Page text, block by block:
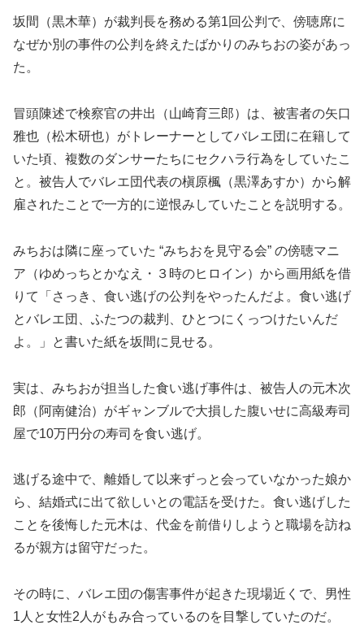
坂間（黒木華）が裁判長を務める第1回公判で、傍聴席に
なぜか別の事件の公判を終えたばかりのみちおの姿があっ
た。
冒頭陳述で検察官の井出（山崎育三郎）は、被害者の矢口
雅也（松木研也）がトレーナーとしてバレエ団に在籍して
いた頃、複数のダンサーたちにセクハラ行為をしていたこ
と。被告人でバレエ団代表の槇原楓（黒澤あすか）から解
雇されたことで一方的に逆恨みしていたことを説明する。
みちおは隣に座っていた “みちおを見守る会” の傍聴マニ
ア（ゆめっちとかなえ・３時のヒロイン）から画用紙を借
りて「さっき、食い逃げの公判をやったんだよ。食い逃げ
とバレエ団、ふたつの裁判、ひとつにくっつけたいんだ
よ。」と書いた紙を坂間に見せる。
実は、みちおが担当した食い逃げ事件は、被告人の元木次
郎（阿南健治）がギャンブルで大損した腹いせに高級寿司
屋で10万円分の寿司を食い逃げ。
逃げる途中で、離婚して以来ずっと会っていなかった娘か
ら、結婚式に出て欲しいとの電話を受けた。食い逃げした
ことを後悔した元木は、代金を前借りしようと職場を訪ね
るが親方は留守だった。
その時に、バレエ団の傷害事件が起きた現場近くで、男性
1人と女性2人がもみ合っているのを目撃していたのだ。